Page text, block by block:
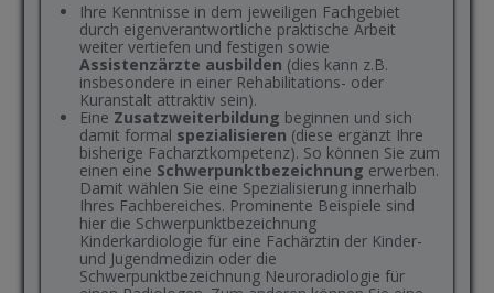
Ihre Kenntnisse in dem jeweiligen Fachgebiet
durch eigenverantwortliche praktische Arbeit
weiter vertiefen und festigen sowie
Assistenzärzte ausbilden (dies kann z.B.
insbesondere in einer Rehabilitations- oder
Kuranstalt attraktiv sein).
Eine Zusatzweiterbildung beginnen und sich
damit formal spezialisieren (diese ergänzt Ihre
bisherige Facharztkompetenz). So können Sie zum
einen eine Schwerpunktbezeichnung erwerben.
Damit wählen Sie eine Spezialisierung innerhalb
Ihres Fachbereiches. Prominente Beispiele sind
hier die Schwerpunktbezeichnung
Kinderkardiologie für eine Fachärztin der Kinder-
und Jugendmedizin oder die
Schwerpunktbezeichnung Neuroradiologie für